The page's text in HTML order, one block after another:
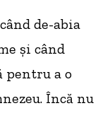
de-abia
și când
pentru a o
Încă nu